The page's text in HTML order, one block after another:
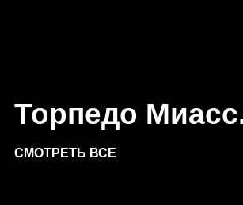
Торпедо
СМОТРЕТЬ ВСЕ